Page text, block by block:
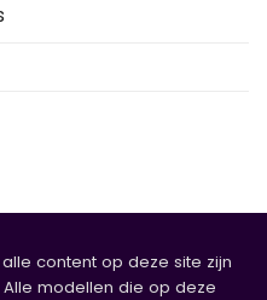
content op deze site zijn
modellen die op deze